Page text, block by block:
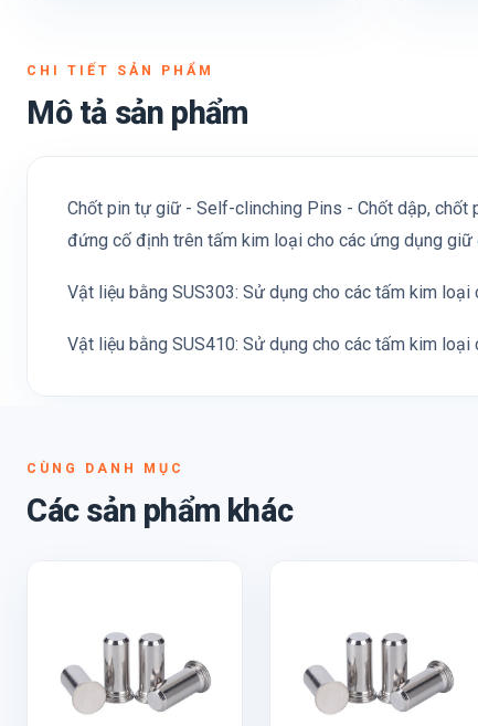
CHI TIẾT SẢN PHẨM
Mô tả sản phẩm
Chốt pin tự giữ - Self-clinching Pins - Chốt dập, chốt
đứng cố định trên tấm kim loại cho các ứng dụng giữ
Vật liệu bằng SUS303: Sử dụng cho các tấm kim
Vật liệu bằng SUS410: Sử dụng cho các tấm kim
CÙNG DANH MỤC
Các sản phẩm khác